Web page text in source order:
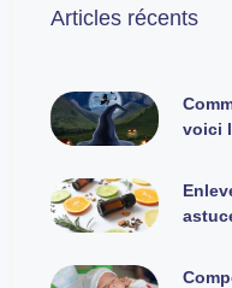
Articles récents
voici